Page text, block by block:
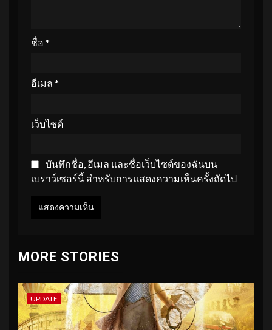
ชื่อ *
อีเมล *
เว็บไซต์
บันทึกชื่อ, อีเมล และชื่อเว็บไซต์ของฉันบน
เบราว์เซอร์นี้ สำหรับการแสดงความเห็นครั้งถัดไป
MORE STORIES
UPDATE